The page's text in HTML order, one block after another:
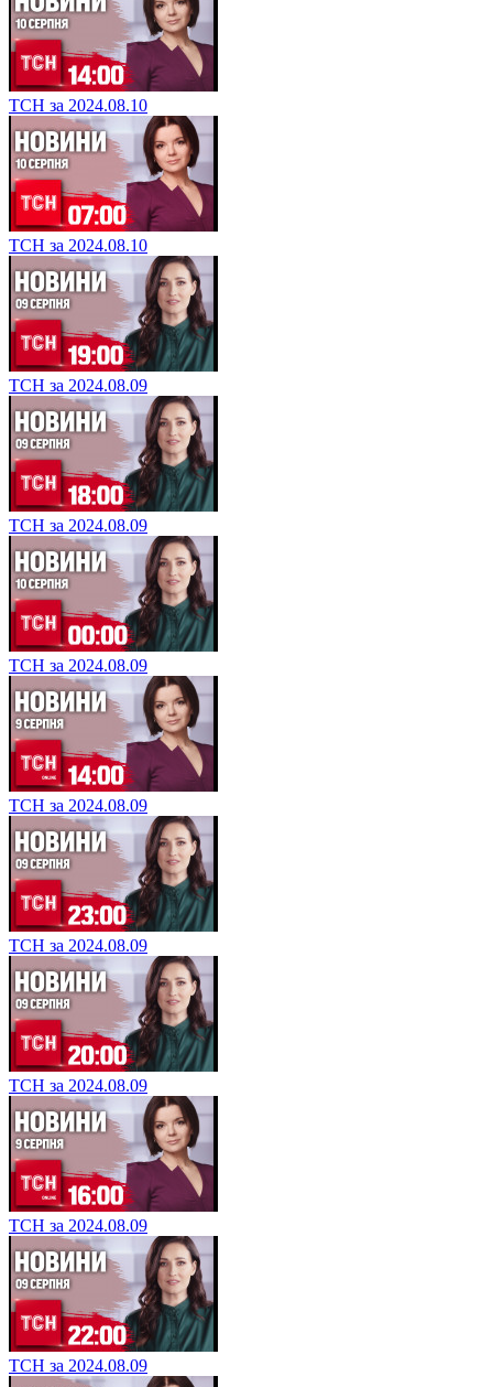
ТСН за 2024.08.10
ТСН за 2024.08.10
ТСН за 2024.08.09
ТСН за 2024.08.09
ТСН за 2024.08.09
ТСН за 2024.08.09
ТСН за 2024.08.09
ТСН за 2024.08.09
ТСН за 2024.08.09
ТСН за 2024.08.09